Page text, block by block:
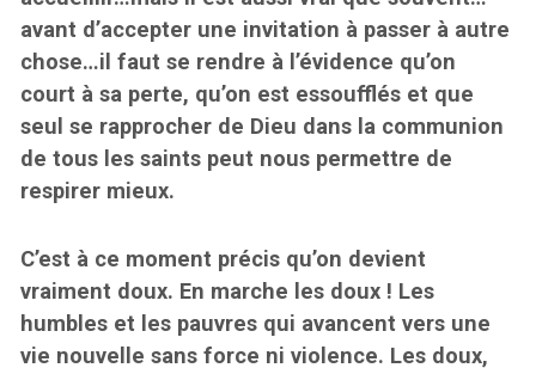
avant d’accepter une invitation à passer à autre
chose…il faut se rendre à l’évidence qu’on
court à sa perte, qu’on est essoufflés et que
seul se rapprocher de Dieu dans la communion
de tous les saints peut nous permettre de
respirer mieux.
C’est à ce moment précis qu’on devient
vraiment doux. En marche les doux ! Les
humbles et les pauvres qui avancent vers une
vie nouvelle sans force ni violence. Les doux,